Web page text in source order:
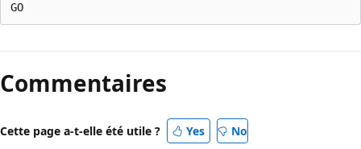
Commentaires
Cette page a-t-elle été utile ? Yes No